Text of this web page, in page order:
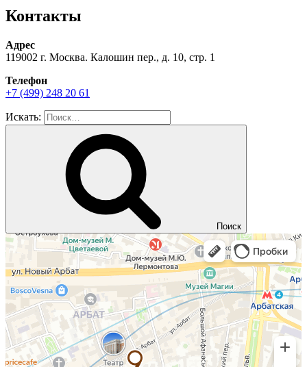
Контакты
Адрес
119002 г. Москва. Калошин пер., д. 10, стр. 1
Телефон
+7 (499) 248 20 61
Искать:
Поиск